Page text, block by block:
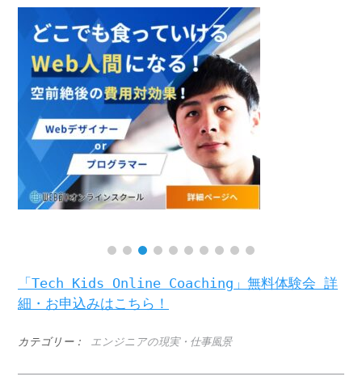
「Tech Kids Online Coaching」無料体験会 詳
細・お申込みはこちら！
カテゴリー： エンジニアの現実・仕事風景